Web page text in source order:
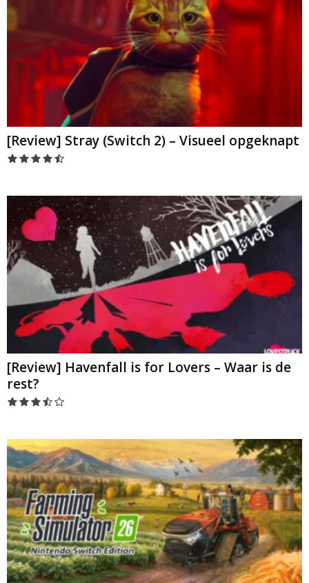
[Review] Stray (Switch 2) – Visueel opgeknapt
[Review] Havenfall is for Lovers – Waar is de
rest?